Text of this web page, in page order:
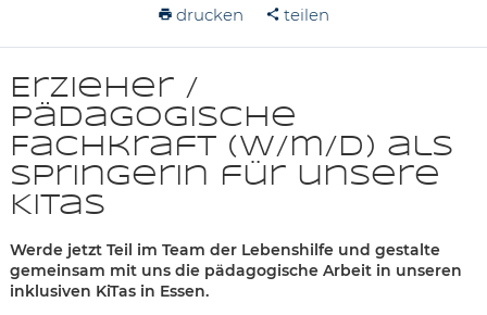
drucken teilen
Erzieher /
pädagogische
Fachkraft (w/m/d) als
Springerin für unsere
KiTas
Werde jetzt Teil im Team der Lebenshilfe und gestalte
gemeinsam mit uns die pädagogische Arbeit in unseren
inklusiven KiTas in Essen.